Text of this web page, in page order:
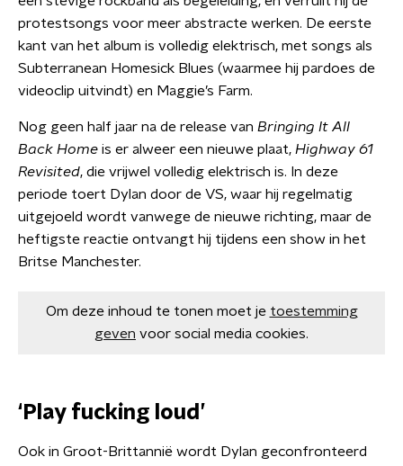
protestsongs voor meer abstracte werken. De eerste
kant van het album is volledig elektrisch, met songs als
Subterranean Homesick Blues (waarmee hij pardoes de
videoclip uitvindt) en Maggie’s Farm.
Nog geen half jaar na de release van Bringing It All
Back Home is er alweer een nieuwe plaat, Highway 61
Revisited, die vrijwel volledig elektrisch is. In deze
periode toert Dylan door de VS, waar hij regelmatig
uitgejoeld wordt vanwege de nieuwe richting, maar de
heftigste reactie ontvangt hij tijdens een show in het
Britse Manchester.
Om deze inhoud te tonen moet je toestemming
geven voor social media cookies.
‘Play fucking loud’
Ook in Groot-Brittannië wordt Dylan geconfronteerd